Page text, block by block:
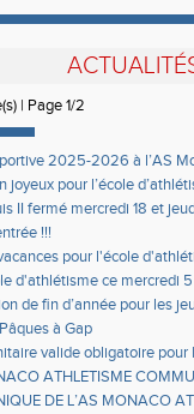
| Page 1/2
2025-2026 à l’AS
joyeux pour l’école
II fermé mercredi 18 et
!!!
pour l'école
d'athlétisme ce mercredi
de fin d’année pour les
à Gap
valide obligatoire
2022 et jusqu’au 28
ATHLETISME
DE L’AS MONACO